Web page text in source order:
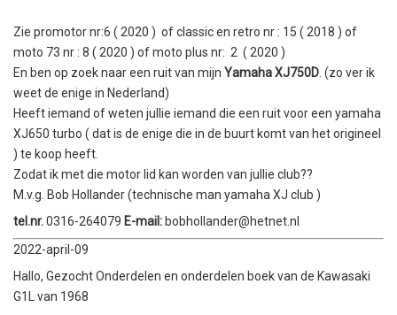
Zie promotor nr:6 ( 2020 ) of classic en retro nr : 15 ( 2018 ) of
moto 73 nr : 8 ( 2020 ) of moto plus nr: 2 ( 2020 )
En ben op zoek naar een ruit van mijn Yamaha XJ750D. (zo ver ik
weet de enige in Nederland)
Heeft iemand of weten jullie iemand die een ruit voor een yamaha
XJ650 turbo ( dat is de enige die in de buurt komt van het origineel
) te koop heeft.
Zodat ik met die motor lid kan worden van jullie club??
M.v.g. Bob Hollander (technische man yamaha XJ club )
tel.nr.0316-264079 E-mail: bobhollander@hetnet.nl
2022-april-09
Hallo, Gezocht Onderdelen en onderdelen boek van de Kawasaki
G1L van 1968